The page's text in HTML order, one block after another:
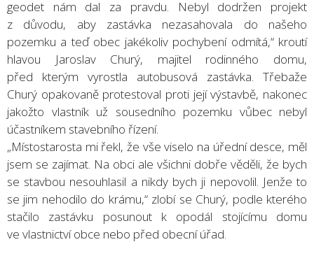
geodet nám dal za pravdu. Nebyl dodržen projekt
z důvodu, aby zastávka nezasahovala do našeho
pozemku a teď obec jakékoliv pochybení odmítá,“ kroutí
hlavou Jaroslav Churý, majitel rodinného domu,
před kterým vyrostla autobusová zastávka. Třebaže
Churý opakovaně protestoval proti její výstavbě, nakonec
jakožto vlastník už sousedního pozemku vůbec nebyl
účastníkem stavebního řízení.
„Místostarosta mi řekl, že vše viselo na úřední desce, měl
jsem se zajímat. Na obci ale všichni dobře věděli, že bych
se stavbou nesouhlasil a nikdy bych ji nepovolil. Jenže to
se jim nehodilo do krámu,“ zlobí se Churý, podle kterého
stačilo zastávku posunout k opodál stojícímu domu
ve vlastnictví obce nebo před obecní úřad.